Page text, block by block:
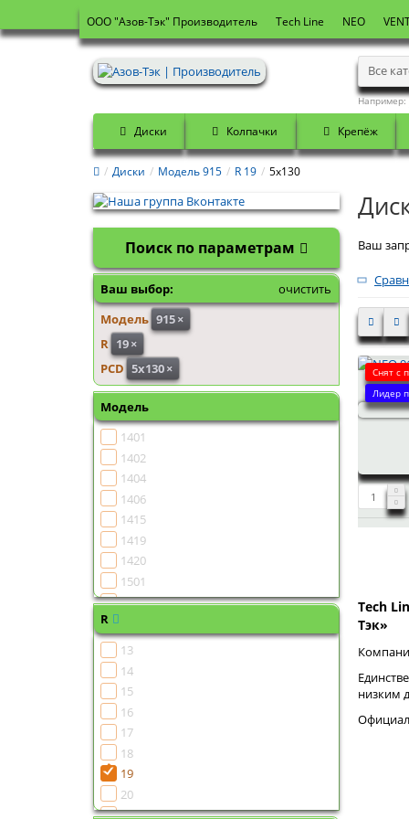
OOO "Азов-Тэк" Производитель Tech Line NEO
Все
Например:
Диски Колпачки Крепёж
Диски Модель 915 R 19 5x130
Поиск по параметрам
Ваш выбор:
очистить
Модель 915×
R 19×
PCD 5x130×
Модель
1401
1402
1404
1406
1415
1419
1420
1501
1502
1505
1507
1510
1513
1516
R
13
14
15
16
17
18
19
20
21
Ваш
Снят с
Лидер
NEO
Tech
Тэк»
низким